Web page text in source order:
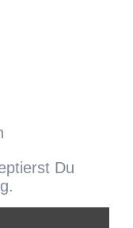
Du